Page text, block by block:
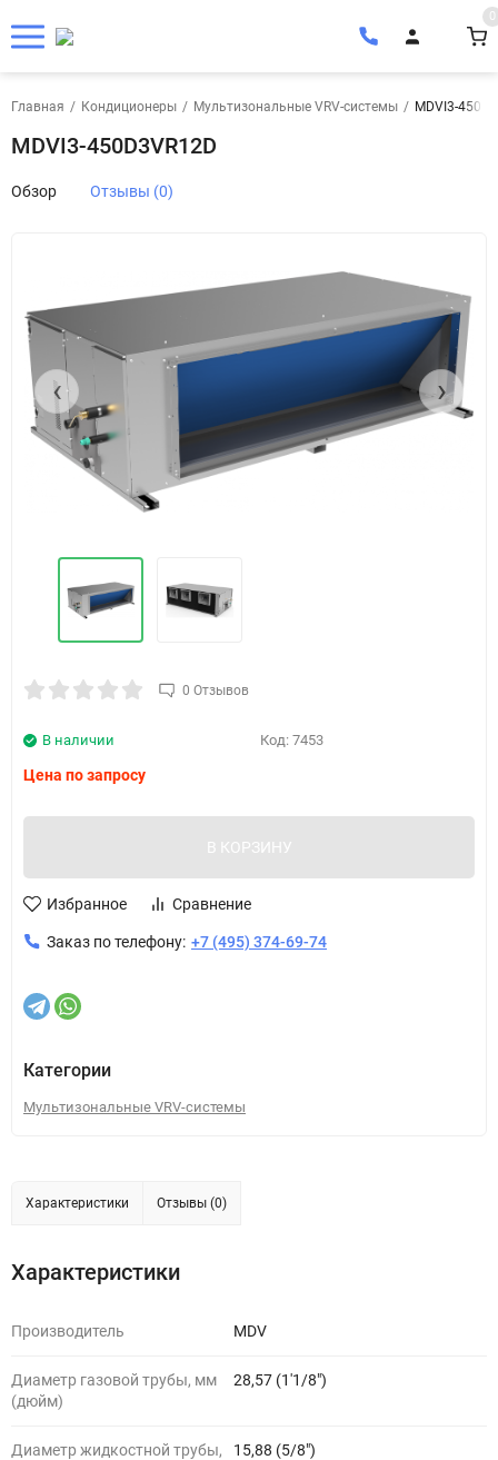
0
Главная / Кондиционеры / Мультизональные VRV-системы / MDVI3-
MDVI3-450D3VR12D
Обзор Отзывы (0)
‹ ›
0 Отзывов
Код: 7453
В наличии
Цена по запросу
В КОРЗИНУ
Избранное Сравнение
Заказ по телефону: +7 (495) 374-69-74
Категории
Мультизональные VRV-системы
Характеристики Отзывы (0)
Характеристики
Производитель MDV
Диаметр газовой трубы, мм
(дюйм)
28,57 (1'1/8")
Диаметр жидкостной трубы,
15,88 (5/8")